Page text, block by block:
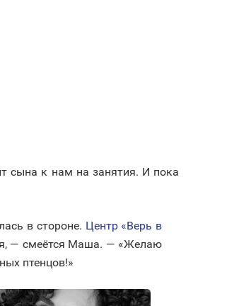
сына к нам на занятия. И пока
в стороне. Центр «Верь в
— смеётся Маша. — «Желаю
птенцов!»